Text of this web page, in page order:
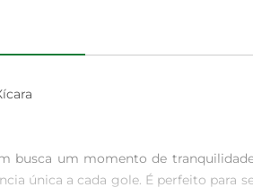
busca um momento de
única a cada gole. É perfeito para